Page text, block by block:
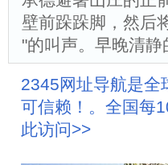
壁前跺跺脚，然后
"的叫声。早晚清
2345网址导航是全
可信赖！。全国每
此访问>>